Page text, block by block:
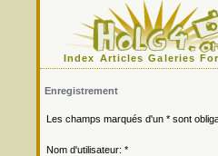
Index Articles Galeries
Enregistrement
Les champs marqués d'un * sont
Nom d'utilisateur: *